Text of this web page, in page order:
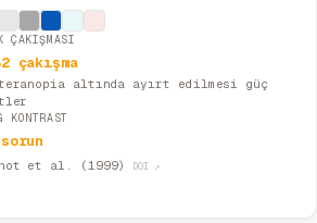
ÇAKIŞMASI
çakışma
altında ayırt edilmesi güç
KONTRAST
et al. (1999) DOI ↗